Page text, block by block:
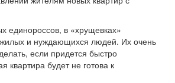
единороссов, в «хрущевках»
и нуждающихся людей. Их очень
если придется быстро
квартира будет не готова к